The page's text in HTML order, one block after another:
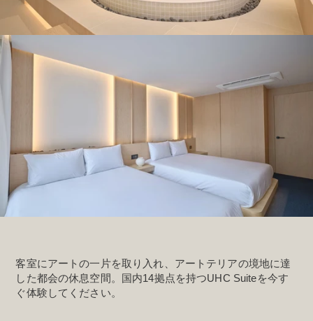
客室にアートの一片を取り入れ、アートテリアの境地に達
した都会の休息空間。国内14拠点を持つUHC Suiteを今す
ぐ体験してください。